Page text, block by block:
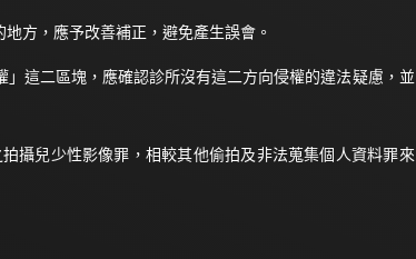
方，應予改善補正，避免產生誤會。
這二區塊，應確認診所沒有這二方向侵權的違法疑慮，並
兒少性影像罪，相較其他偷拍及非法蒐集個人資料罪來